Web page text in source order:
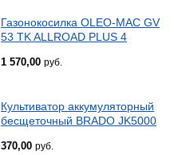
Газонокосилка OLEO-MAC GV
53 TK ALLROAD PLUS 4
1 570,00 руб.
Культиватор аккумуляторный
бесщеточный BRADO JK5000
370,00 руб.